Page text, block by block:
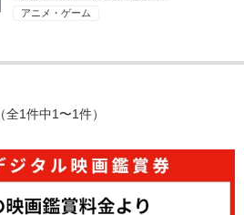
アニメ・ゲーム
（全1件中1〜1件）